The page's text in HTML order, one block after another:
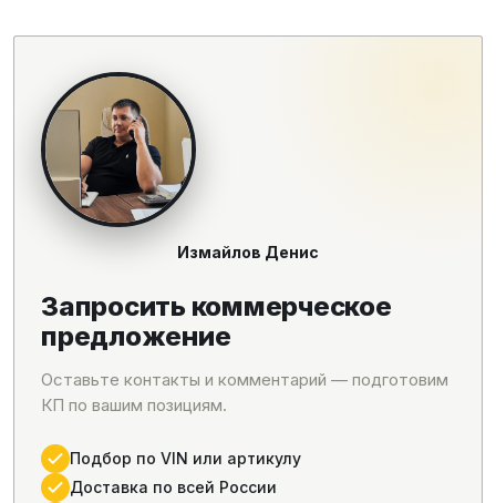
Измайлов Денис
Запросить коммерческое
предложение
Оставьте контакты и комментарий — подготовим
КП по вашим позициям.
Подбор по VIN или артикулу
Доставка по всей России